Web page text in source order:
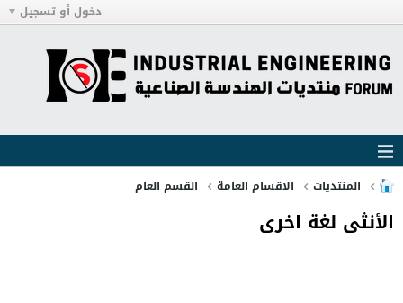
دخول أو تسجيل
المنتديات الاقسام العامة القسم العام
الأنثى لغة اخرى